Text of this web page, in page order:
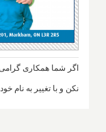
اگر شما همکاری
نکن و با تغییر به